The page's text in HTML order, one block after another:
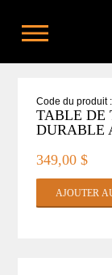
Code du produit
TABLE DE
DURABLE
349,00 $